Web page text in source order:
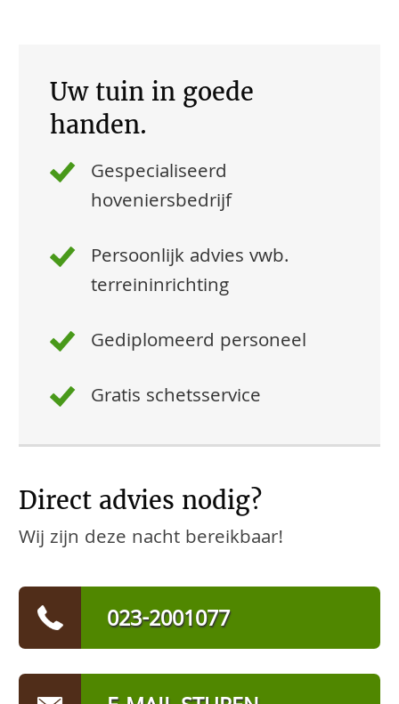
Uw tuin in goede
handen.
Gespecialiseerd
hoveniersbedrijf
Persoonlijk advies vwb.
terreininrichting
Gediplomeerd personeel
Gratis schetsservice
Direct advies nodig?
Wij zijn deze nacht bereikbaar!
023-2001077